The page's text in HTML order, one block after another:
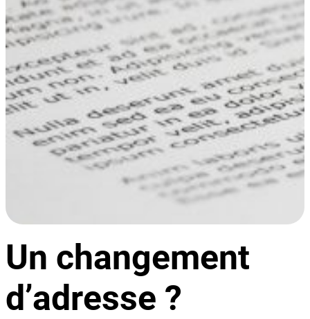
Un changement
d’adresse ?